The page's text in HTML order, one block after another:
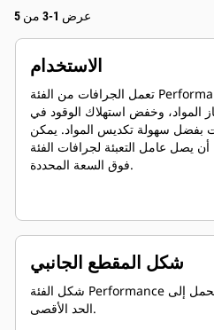
عرض 1-3 من 5
الاستخدام
تعمل الجرافات من الفئة Performance على تحسين مستوى
المواد، وخفض استهلاك الوقود في
بفضل سهولة تكديس المواد. يمكن
أن يصل عامل التعبئة لجرافات الفئة Performance إلى 115%
فوق السعة المحددة.
شكل المقطع الجانبي
شكل الفئة Performance لسهولة التحميل وزيادة سعة الحمل إلى
الحد الأقصى.